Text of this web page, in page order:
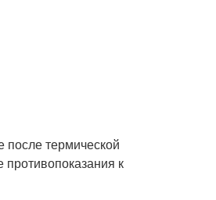
после термической
к